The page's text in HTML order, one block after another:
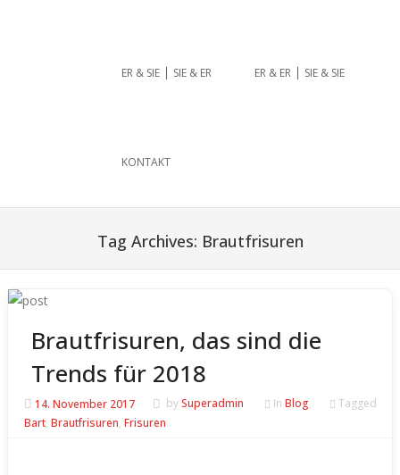
ER & SIE ⎪ SIE & ER ER & ER ⎪ SIE & SIE
KONTAKT
Tag Archives: Brautfrisuren
Brautfrisuren, das sind die
Trends für 2018
14. November 2017 bySuperadmin In Blog
Tagged
Bart, Brautfrisuren, Frisuren